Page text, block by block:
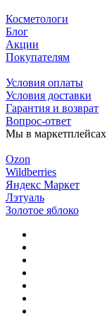
Косметологи
Блог
Акции
Покупателям
Условия оплаты
Условия доставки
Гарантия и возврат
Вопрос-ответ
Мы в маркетплейсах
Ozon
Wildberries
Яндекс Маркет
Лэтуаль
Золотое яблоко